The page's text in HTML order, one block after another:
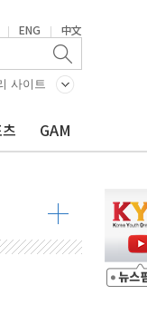
| ENG | 中文
사이트
GAM
스↓